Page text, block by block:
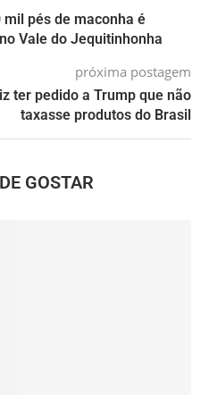
pés de maconha é
Vale do Jequitinhonha
próxima postagem
ter pedido a Trump que não
taxasse produtos do Brasil
GOSTAR